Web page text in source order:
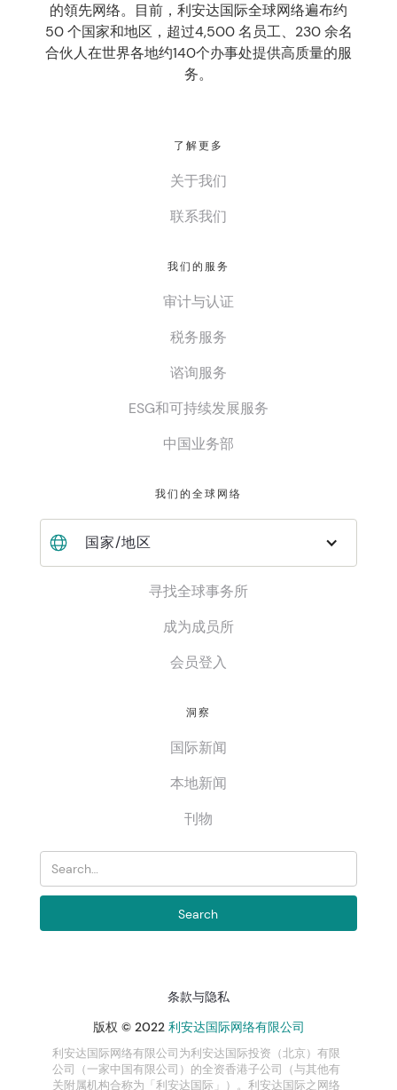
的領先网络。目前，利安达国际全球网络遍布约
50 个国家和地区，超过4,500 名员工、230 余名
合伙人在世界各地约140个办事处提供高质量的服
务。
了解更多
关于我们
联系我们
我们的服务
审计与认证
税务服务
谘询服务
ESG和可持续发展服务
中国业务部
我们的全球网络
国家/地区
寻找全球事务所
成为成员所
会员登入
洞察
国际新闻
本地新闻
刊物
条款与隐私
版权 © 2022 利安达国际网络有限公司
利安达国际网络有限公司为利安达国际投资（北京）有限
公司（一家中国有限公司）的全资香港子公司（与其他有
关附属机构合称为「利安达国际」）。利安达国际之网络